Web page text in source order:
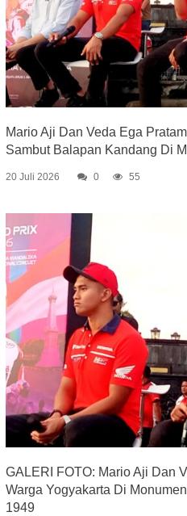
Mario Aji Dan Veda Ega
Sambut Balapan Kandang Di
20 Juli 2026 0 55
GALERI FOTO: Mario Aji Dan
Warga Yogyakarta Di
1949